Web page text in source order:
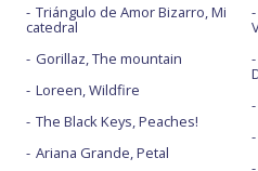
Triángulo de Amor Bizarro, Mi
catedral
Gorillaz, The mountain
Loreen, Wildfire
The Black Keys, Peaches!
Ariana Grande, Petal